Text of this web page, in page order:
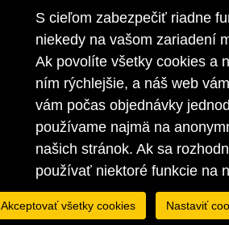
S cieľom zabezpečiť riadne
niekedy na vašom zariadení
Ak povolíte všetky cookies a
ním rýchlejšie, a náš web
vám počas objednávky
používame najmä na
našich stránok. Ak sa
používať niektoré funkcie na
Akceptovať všetky cookies Nastaviť